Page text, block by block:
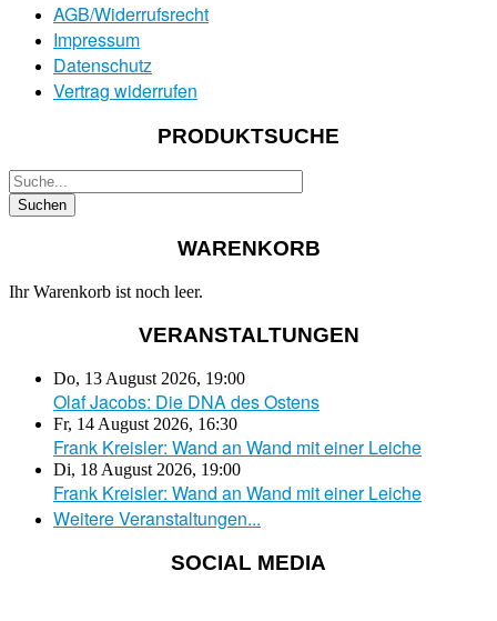
AGB/Widerrufsrecht
Impressum
Datenschutz
Vertrag widerrufen
PRODUKTSUCHE
WARENKORB
Ihr Warenkorb ist noch leer.
VERANSTALTUNGEN
Do, 13 August 2026, 19:00
Olaf Jacobs: Die DNA des Ostens
Fr, 14 August 2026, 16:30
Frank Kreisler: Wand an Wand mit einer Leiche
Di, 18 August 2026, 19:00
Frank Kreisler: Wand an Wand mit einer Leiche
Weitere Veranstaltungen...
SOCIAL MEDIA